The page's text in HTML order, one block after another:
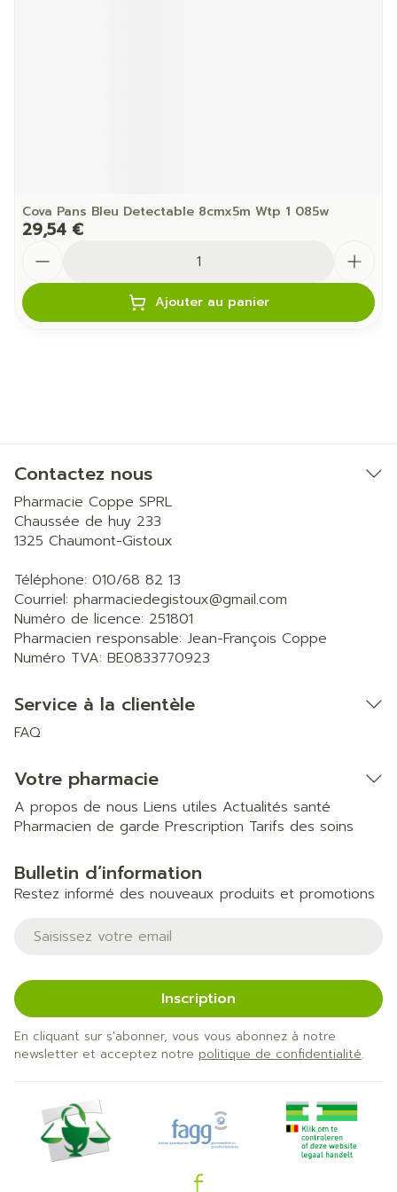
Cova Pans Bleu Detectable 8cmx5m Wtp 1 085w
29,54 €
Ajouter au panier
Contactez nous
Pharmacie Coppe SPRL
Chaussée de huy 233
1325 Chaumont-Gistoux
Téléphone: 010/68 82 13
Courriel: pharmaciedegistoux@gmail.com
Numéro de licence: 251801
Pharmacien responsable: Jean-François Coppe
Numéro TVA: BE0833770923
Service à la clientèle
FAQ
Votre pharmacie
A propos de nous Liens utiles Actualités santé
Pharmacien de garde Prescription Tarifs des soins
Bulletin d’information
Restez informé des nouveaux produits et promotions
Adresse mail
Inscription
En cliquant sur s'abonner, vous vous abonnez à notre
newsletter et acceptez notre politique de confidentialité.